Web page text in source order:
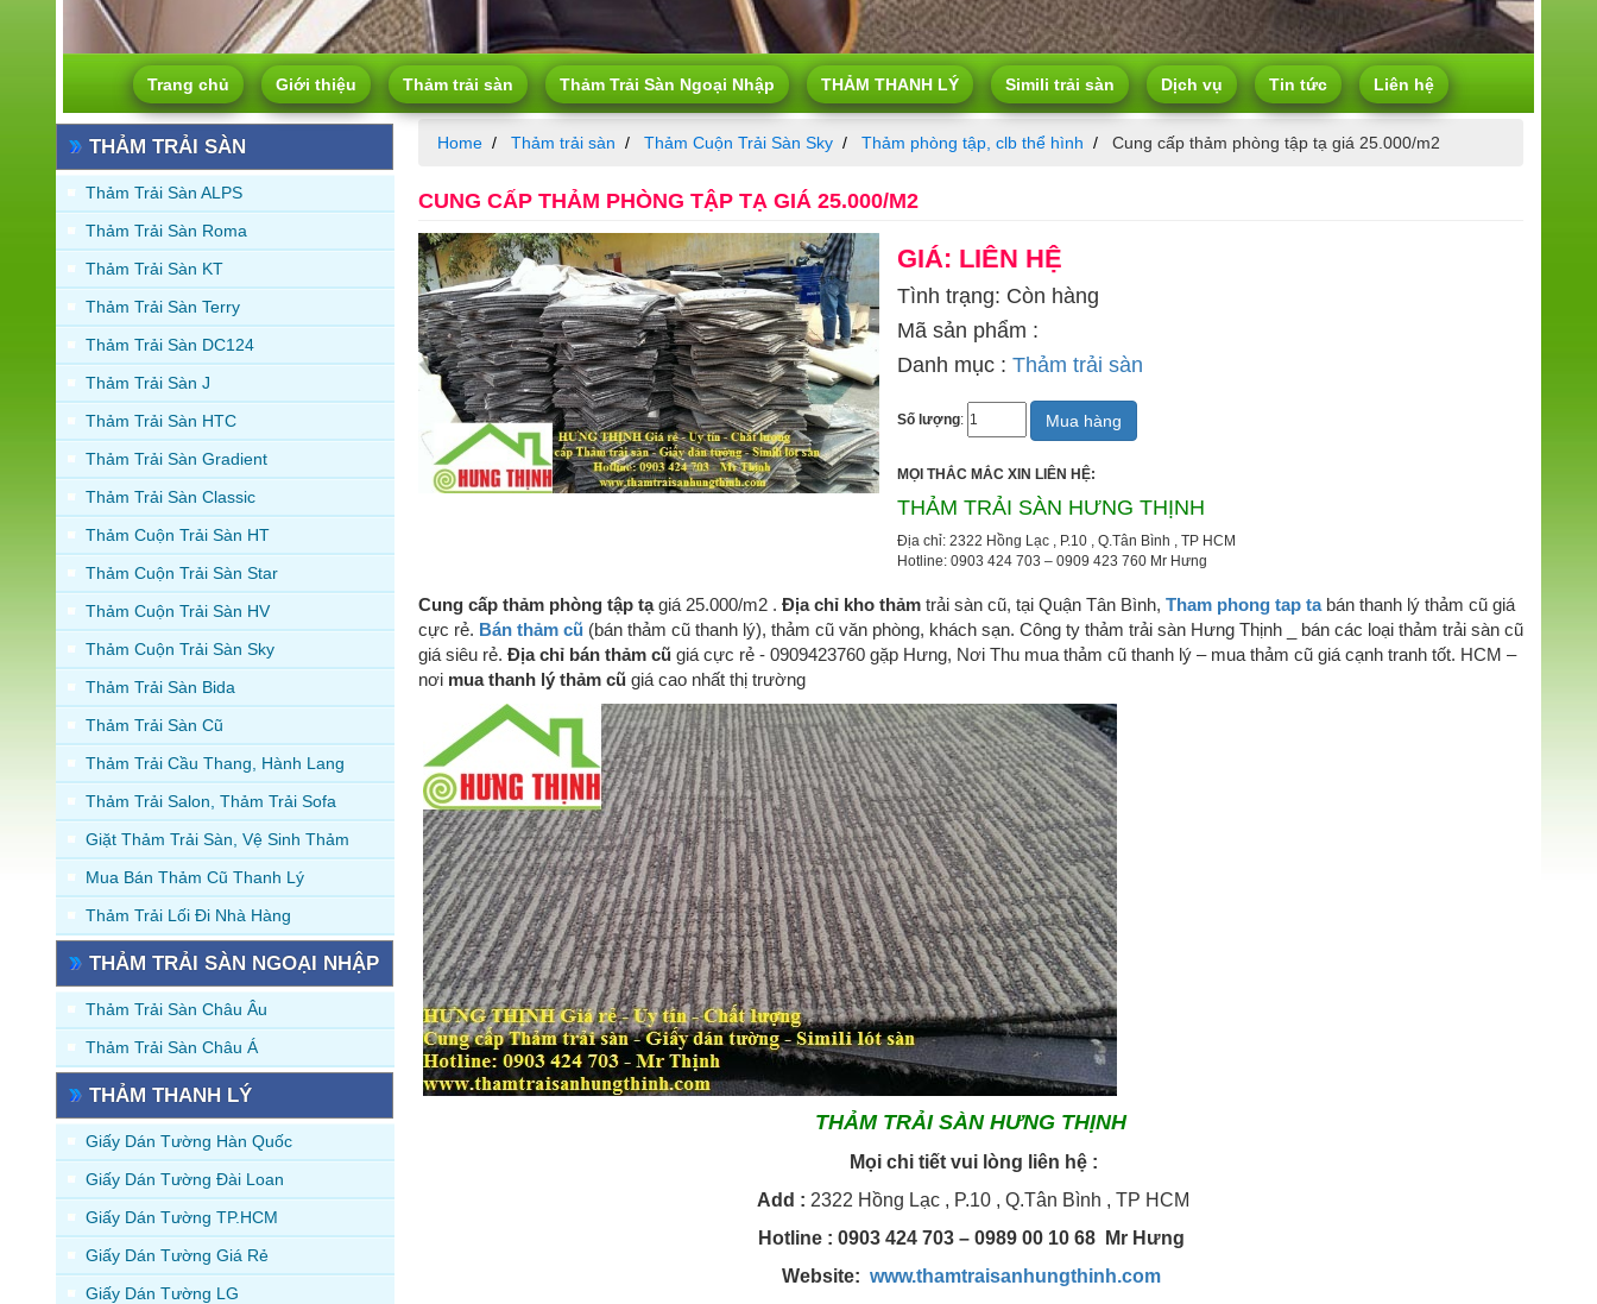
Trang chủ Giới thiệu Thảm trải sàn Thảm Trải Sàn Ngoại Nhập THẢM THANH LÝ Simili trải sàn Dịch vụ Tin tức Liên hệ
THẢM TRẢI SÀN
Thảm Trải Sàn ALPS
Thảm Trải Sàn Roma
Thảm Trải Sàn KT
Thảm Trải Sàn Terry
Thảm Trải Sàn DC124
Thảm Trải Sàn J
Thảm Trải Sàn HTC
Thảm Trải Sàn Gradient
Thảm Trải Sàn Classic
Thảm Cuộn Trải Sàn HT
Thảm Cuộn Trải Sàn Star
Thảm Cuộn Trải Sàn HV
Thảm Cuộn Trải Sàn Sky
Thảm Trải Sàn Bida
Thảm Trải Sàn Cũ
Thảm Trải Cầu Thang, Hành Lang
Thảm Trải Salon, Thảm Trải Sofa
Giặt Thảm Trải Sàn, Vệ Sinh Thảm
Mua Bán Thảm Cũ Thanh Lý
Thảm Trải Lối Đi Nhà Hàng
THẢM TRẢI SÀN NGOẠI NHẬP
Thảm Trải Sàn Châu Âu
Thảm Trải Sàn Châu Á
THẢM THANH LÝ
Giấy Dán Tường Hàn Quốc
Giấy Dán Tường Đài Loan
Giấy Dán Tường TP.HCM
Giấy Dán Tường Giá Rẻ
Giấy Dán Tường LG
Home Thảm trải sàn Thảm Cuộn Trải Sàn Sky Thảm phòng tập, clb thể hình Cung cấp thảm phòng tập tạ giá 25.000/m2
CUNG CẤP THẢM PHÒNG TẬP TẠ GIÁ 25.000/M2
GIÁ: LIÊN HỆ
Tình trạng: Còn hàng
Mã sản phẩm :
Danh mục : Thảm trải sàn
Số lượng: Mua hàng
MỌI THẮC MẮC XIN LIÊN HỆ:
THẢM TRẢI SÀN HƯNG THỊNH
Địa chỉ: 2322 Hồng Lạc , P.10 , Q.Tân Bình , TP HCM
Hotline: 0903 424 703 – 0909 423 760 Mr Hưng
Cung cấp thảm phòng tập tạgiá 25.000/m2 . Địa chỉ kho thảm trải sàn cũ, tại Quận Tân Bình, Tham phong tap tabán thanh lý thảm cũ giá
cực rẻ. Bán thảm cũ (bán thảm cũ thanh lý), thảm cũ văn phòng, khách sạn. Công ty thảm trải sàn Hưng Thịnh _ bán các loại thảm trải sàn cũ
giá siêu rẻ. Địa chỉ bán thảm cũ giá cực rẻ - 0909423760 gặp Hưng, Nơi Thu mua thảm cũ thanh lý – mua thảm cũ giá cạnh tranh tốt. HCM –
nơi mua thanh lý thảm cũ giá cao nhất thị trường
THẢM TRẢI SÀN HƯNG THỊNH
Mọi chi tiết vui lòng liên hệ :
Add : 2322 Hồng Lạc , P.10 , Q.Tân Bình , TP HCM
Hotline: 0903 424 703 – 0989 00 10 68 Mr Hưng
Website: www.thamtraisanhungthinh.com